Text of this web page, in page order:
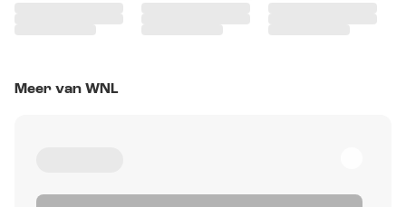
Meer van WNL